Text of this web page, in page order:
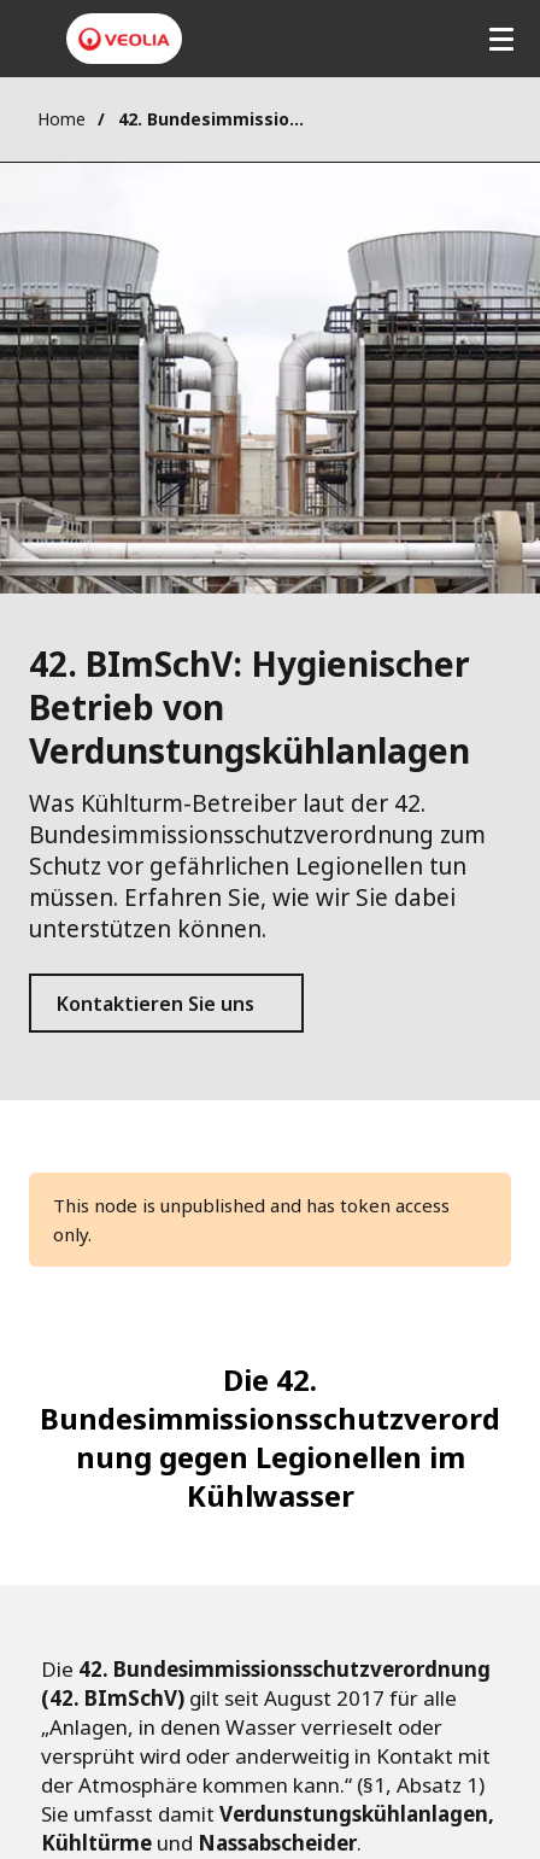
Home 42. Bundesimmissionsschutzverordnung
42. BImSchV: Hygienischer
Betrieb von
Verdunstungskühlanlagen
Was Kühlturm-Betreiber laut der 42.
Bundesimmissionsschutzverordnung zum
Schutz vor gefährlichen Legionellen tun
müssen. Erfahren Sie, wie wir Sie dabei
unterstützen können.
Kontaktieren Sie uns
This node is unpublished and has token access
only.
Die 42.
Bundesimmissionsschutzverord
nung gegen Legionellen im
Kühlwasser
Die 42. Bundesimmissionsschutzverordnung
(42. BImSchV) gilt seit August 2017 für alle
„Anlagen, in denen Wasser verrieselt oder
versprüht wird oder anderweitig in Kontakt mit
der Atmosphäre kommen kann.“ (§1, Absatz 1)
Sie umfasst damit Verdunstungskühlanlagen,
Kühltürme und Nassabscheider.